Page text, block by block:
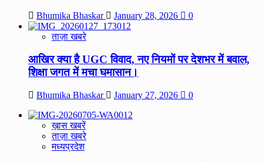
Bhumika Bhaskar January 28, 2026 0
ताज़ा खबरे
आखिर क्या है UGC विवाद, नए नियमों पर देशभर में बवाल,
शिक्षा जगत में मचा घमासान।
Bhumika Bhaskar January 27, 2026 0
ख़ास खबरें
ताज़ा खबरे
मध्यप्रदेश